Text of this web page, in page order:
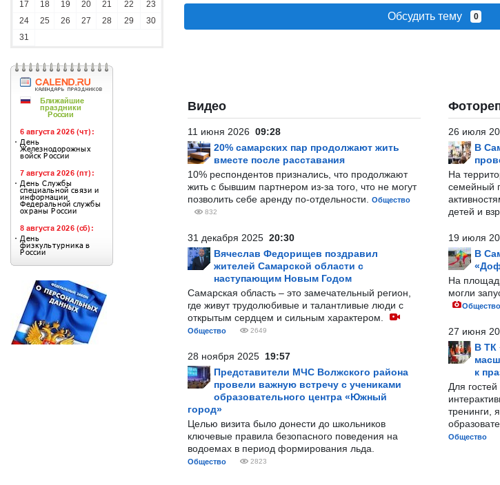
17
18 19 20 21 22
23
24
25 26 27 28 29
30
31
Обсудить тему 0
Видео
11 июня 2026 09:28
20% самарских пар продолжают жить
вместе после расставания
10% респондентов признались, что продолжают
жить с бывшим партнером из-за того, что не могут
позволить себе аренду по-отдельности.
Общество
832
31 декабря 2025 20:30
Вячеслав Федорищев поздравил
жителей Самарской области с
наступающим Новым Годом
Самарская область – это замечательный регион,
где живут трудолюбивые и талантливые люди с
открытым сердцем и сильным характером.
Общество 2649
28 ноября 2025 19:57
Представители МЧС Волжского района
провели важную встречу с учениками
образовательного центра «Южный
город»
Целью визита было донести до школьников
ключевые правила безопасного поведения на
водоемах в период формирования льда.
Общество 2823
26 июля
В
На
семейный
детей и
19 июля
В
На
могли
Общество
27 июня
В ТК
к
Для
тренинги,
Общество